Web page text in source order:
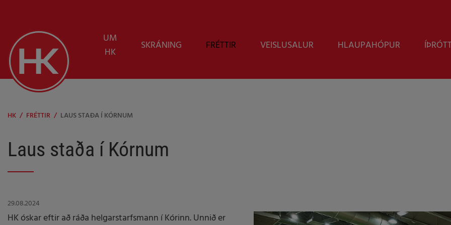
UM
HK
SKRÁNING FRÉTTIR VEISLUSALUR HLAUPAHÓPUR
HK / FRÉTTIR / LAUS STAÐA Í KÓRNUM
Laus staða í Kórnum
29.08.2024
HK óskar eftir að ráða helgarstarfsmann í Kórinn. Unnið er